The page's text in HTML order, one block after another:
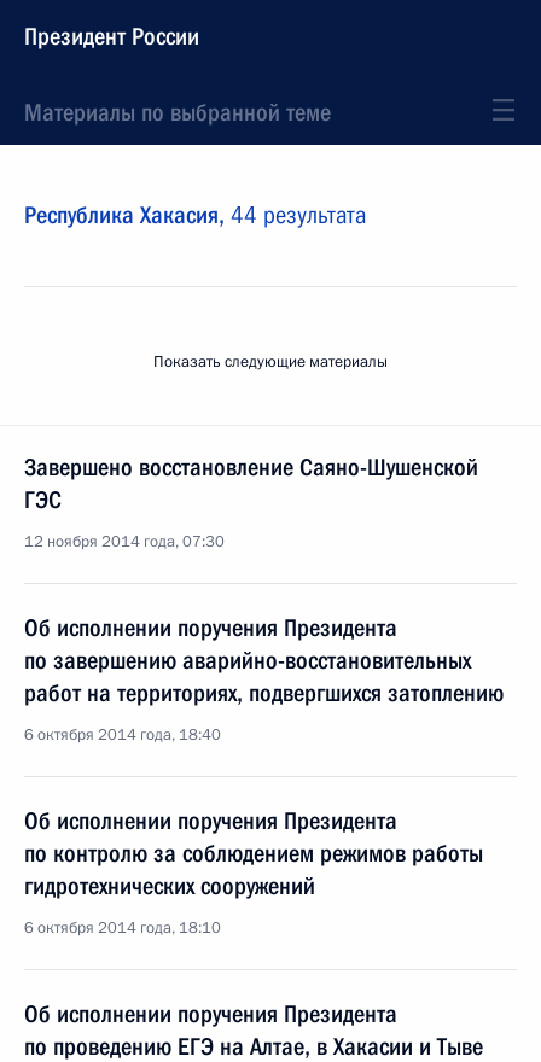
Президент России
Материалы по выбранной теме
Республика Хакасия, 44 результата
Показать следующие материалы
Завершено восстановление Саяно-Шушенской
ГЭС
12 ноября 2014 года, 07:30
Об исполнении поручения Президента
по завершению аварийно-восстановительных
работ на территориях, подвергшихся затоплению
6 октября 2014 года, 18:40
Об исполнении поручения Президента
по контролю за соблюдением режимов работы
гидротехнических сооружений
6 октября 2014 года, 18:10
Об исполнении поручения Президента
по проведению ЕГЭ на Алтае, в Хакасии и Тыве